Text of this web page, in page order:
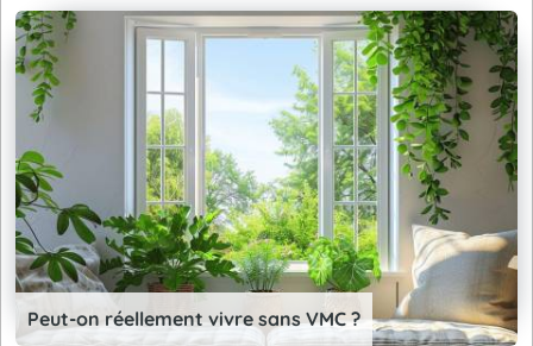
Peut-on réellement vivre sans VMC ?